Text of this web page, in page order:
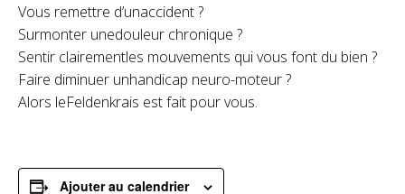
Vous remettre d’unaccident ?
Surmonter unedouleur chronique ?
Sentir clairementles mouvements qui vous font du bien ?
Faire diminuer unhandicap neuro-moteur ?
Alors leFeldenkrais est fait pour vous.
Ajouter au calendrier